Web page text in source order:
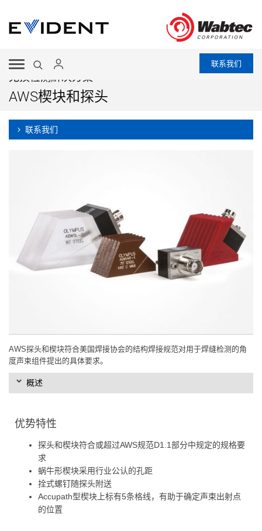
联系我们
无损检测解决方案
AWS楔块和探头
联系我们
AWS探头和楔块符合美国焊接协会的结构焊接规范对用于焊缝检测的角
度声束组件提出的具体要求。
概述
优势特性
探头和楔块符合或超过AWS规范D1.1部分中规定的规格要
求
蜗牛形楔块采用行业公认的孔距
拴式螺钉随探头附送
Accupath型楔块上标有5条格线，有助于确定声束出射点
的位置